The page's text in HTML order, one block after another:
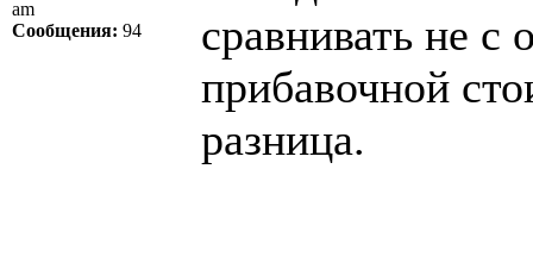
am
Сообщения: 94
сравнивать не с
прибавочной
разница.